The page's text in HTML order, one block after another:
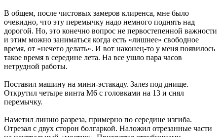
В общем, после чистовых замеров клиренса, мне было
очевидно, что эту перемычку надо немного поднять над
дорогой. Но, это конечно вопрос не первостепенной важности
и этим можно заниматься когда есть «лишнее» свободное
время, от «нечего делать». И вот наконец-то у меня появилось
такое время в середине лета. На все ушло пара часов
нетрудной работы.
Поставил машину на мини-эстакаду. Залез под днище.
Открутил четыре винта М6 с головками на 13 и снял
перемычку.
Наметил линию разреза, примерно по середине изгиба.
Отрезал с двух сторон болгаркой. Наложил отрезанные части